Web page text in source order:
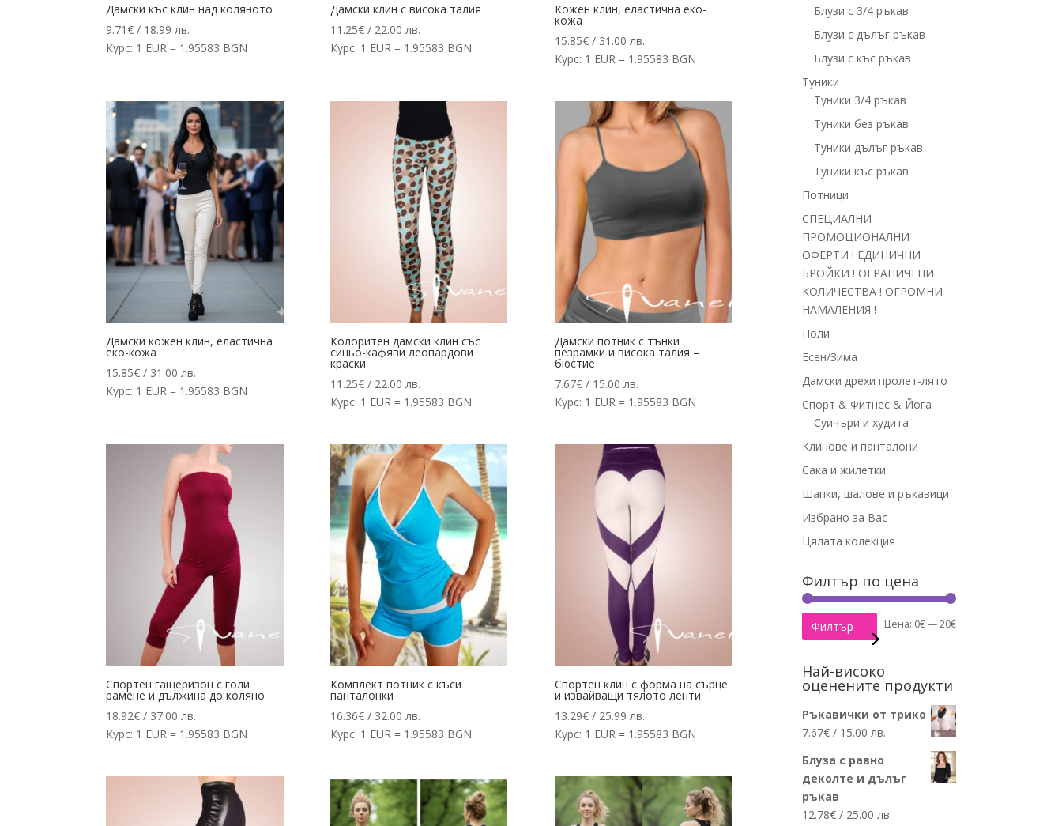
Дамски къс клин над коляното
9.71€ / 18.99 лв.
Курс: 1 EUR = 1.95583 BGN
Дамски клин с висока талия
11.25€/ 22.00 лв.
Курс: 1 EUR = 1.95583 BGN
Кожен клин, еластична еко-
кожа
15.85€/ 31.00 лв.
Курс: 1 EUR = 1.95583 BGN
Дамски кожен клин, еластична
еко-кожа
15.85€ / 31.00 лв.
Курс: 1 EUR = 1.95583 BGN
Колоритен дамски клин със
синьо-кафяви леопардови
краски
11.25€/ 22.00 лв.
Курс: 1 EUR = 1.95583 BGN
Дамски потник с тънки
пезрамки и висока талия –
бюстие
7.67€/ 15.00 лв.
Курс: 1 EUR = 1.95583 BGN
Спортен гащеризон с голи
рамене и дължина до коляно
18.92€ / 37.00 лв.
Курс: 1 EUR = 1.95583 BGN
Комплект потник с къси
панталонки
16.36€/ 32.00 лв.
Курс: 1 EUR = 1.95583 BGN
Спортен клин с форма на сърце
и извайващи тялото ленти
13.29€/ 25.99 лв.
Курс: 1 EUR = 1.95583 BGN
Блузи с 3/4 ръкав
Блузи с дълъг ръкав
Блузи с къс ръкав
Туники
Туники 3/4 ръкав
Туники без ръкав
Туники дълъг ръкав
Туники къс ръкав
Потници
СПЕЦИАЛНИ
ПРОМОЦИОНАЛНИ
ОФЕРТИ ! ЕДИНИЧНИ
БРОЙКИ ! ОГРАНИЧЕНИ
КОЛИЧЕСТВА ! ОГРОМНИ
НАМАЛЕНИЯ !
Поли
Есен/Зима
Дамски дрехи пролет-лято
Спорт & Фитнес & Йога
Суичъри и худита
Клинове и панталони
Сака и жилетки
Шапки, шалове и ръкавици
Избрано за Вас
Цялата колекция
Филтър по цена
Минимална
Максимална
Филтър Цена: 0€—20€
Най-високо
оценените продукти
Ръкавички от трико
7.67€ / 15.00 лв.
Блуза с равно
деколте и дълъг
ръкав
12.78€ / 25.00 лв.